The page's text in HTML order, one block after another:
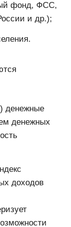
фонд, ФСС,
и др.);
денежные
денежных
доходов